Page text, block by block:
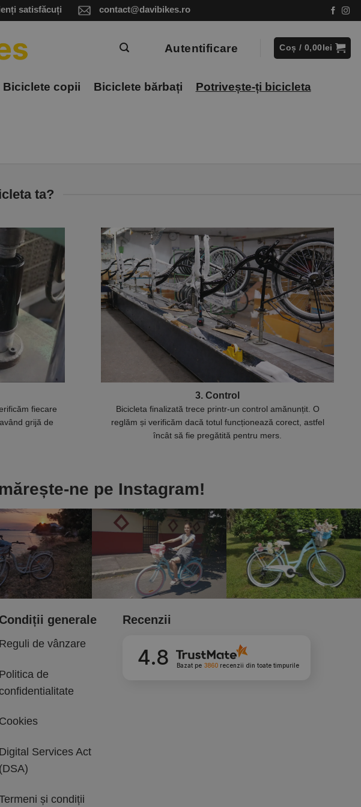
satisfăcuți contact@davibikes.ro
Autentificare Coș / 0,00lei
Biciclete copii Biciclete bărbați Potrivește-ți bicicleta
ta?
fiecare
grijă de
3. Control
Bicicleta finalizată trece printr-un control amănunțit. O
reglăm și verificăm dacă totul funcționează corect, astfel
încât să fie pregătită pentru mers.
ne pe Instagram!
Condiții generale
Reguli de vânzare
Politica de
confidentialitate
Cookies
Digital Services Act
(DSA)
și condiții
Recenzii
4.8 Bazat pe 3860recenzii din toate timpurile